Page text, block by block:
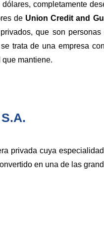
completamente
de Union Credit and
que son
trata de una empresa
mantiene.
privada cuya
en una de las